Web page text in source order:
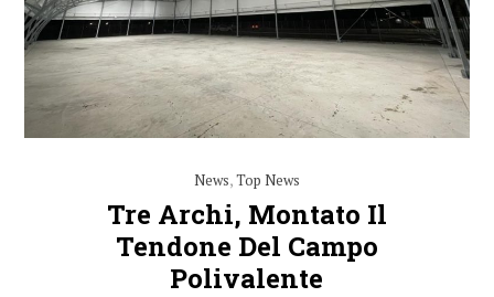
News,Top News
Tre Archi, Montato Il
Tendone Del Campo
Polivalente